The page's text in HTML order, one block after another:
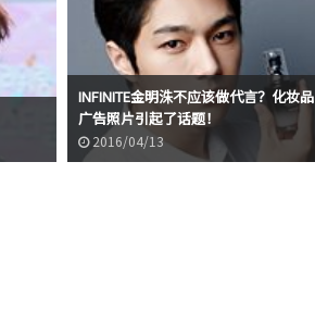
INFINITE金明洙不应该做代言？化妆品
广告照片引起了话题！
2016/04/13